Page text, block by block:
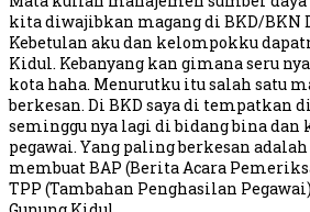
kita diwajibkan magang di BKD/BKN
Kebetulan aku dan kelompokku
Kidul. Kebanyang kan gimana seru
kota haha. Menurutku itu salah satu
berkesan. Di BKD saya di tempatkan
seminggu nya lagi di bidang bina dan
pegawai. Yang paling berkesan
membuat BAP (Berita Acara
TPP (Tambahan Penghasilan